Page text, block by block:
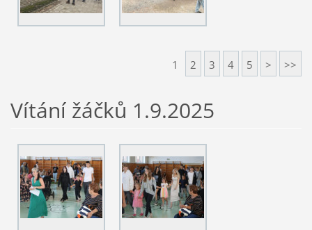
1 2 3 4 5 > >>
Vítání žáčků 1.9.2025